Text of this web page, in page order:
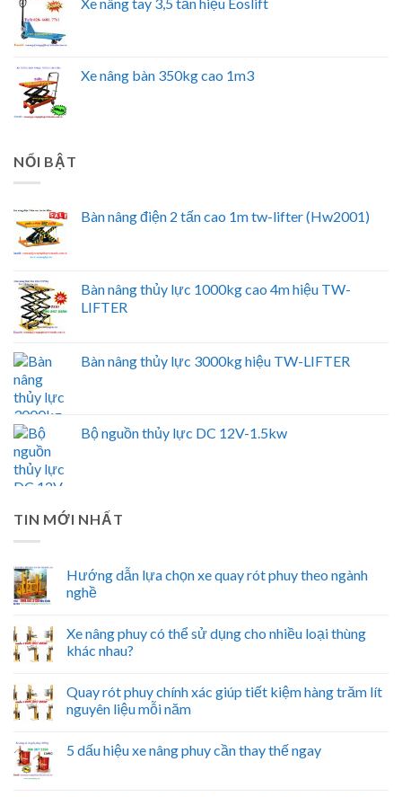
Xe nâng bàn 350kg cao 1m3
NỔI BẬT
Bàn nâng điện 2 tấn cao 1m tw-lifter (Hw2001)
Bàn nâng thủy lực 1000kg cao 4m hiệu TW-
LIFTER
Bàn nâng thủy lực 3000kg hiệu TW-LIFTER
Bộ nguồn thủy lực DC 12V-1.5kw
TIN MỚI NHẤT
Hướng dẫn lựa chọn xe quay rót phuy theo ngành
nghề
Xe nâng phuy có thể sử dụng cho nhiều loại thùng
khác nhau?
Quay rót phuy chính xác giúp tiết kiệm hàng trăm lít
nguyên liệu mỗi năm
5 dấu hiệu xe nâng phuy cần thay thế ngay